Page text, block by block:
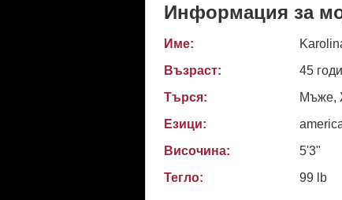
Информация за
Име:
Възраст:
45
Търся:
Мъже,
Езици:
Височина:
5'3"
Тегло:
99 lb